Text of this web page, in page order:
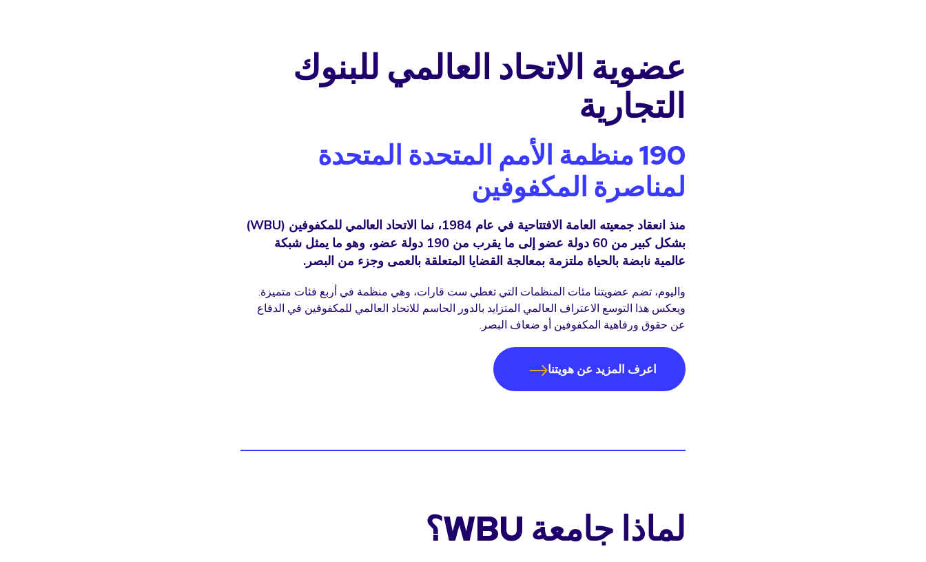
عضوية الاتحاد العالمي للبنوك
التجارية
190 منظمة الأمم المتحدة المتحدة
لمناصرة المكفوفين
منذ انعقاد جمعيته العامة الافتتاحية في عام 1984، نما الاتحاد العالمي للمكفوفين (WBU)
بشكل كبير من 60 دولة عضو إلى ما يقرب من 190 دولة عضو، وهو ما يمثل شبكة
عالمية نابضة بالحياة ملتزمة بمعالجة القضايا المتعلقة بالعمى وجزء من البصر.
واليوم، تضم عضويتنا مئات المنظمات التي تغطي ست قارات، وهي منظمة في أربع فئات متميزة.
ويعكس هذا التوسع الاعتراف العالمي المتزايد بالدور الحاسم للاتحاد العالمي للمكفوفين في الدفاع
عن حقوق ورفاهية المكفوفين أو ضعاف البصر.
اعرف المزيد عن هويتنا
لماذا جامعة WBU؟